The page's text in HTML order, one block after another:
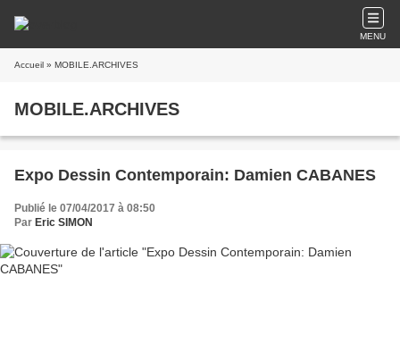
MENU
Accueil » MOBILE.ARCHIVES
MOBILE.ARCHIVES
Expo Dessin Contemporain: Damien CABANES
Publié le 07/04/2017 à 08:50
Par Eric SIMON